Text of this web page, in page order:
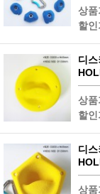
상품
할
디
상품
할
디
상품